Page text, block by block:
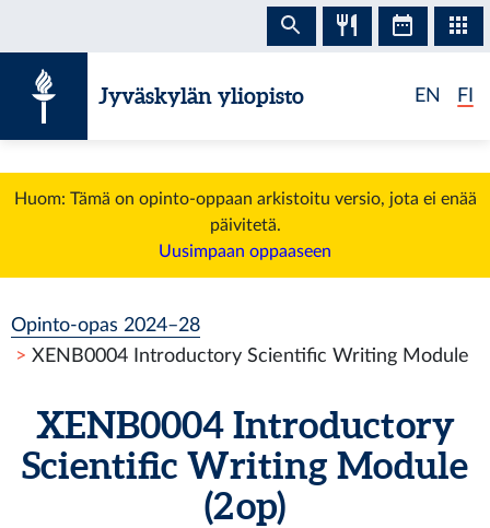
Jyväskylän yliopisto EN FI
Huom: Tämä on opinto-oppaan arkistoitu versio, jota ei enää
päivitetä.
Uusimpaan oppaaseen
Opinto-opas 2024–28
XENB0004 Introductory Scientific Writing Module
XENB0004 Introductory
Scientific Writing Module
(2 op)